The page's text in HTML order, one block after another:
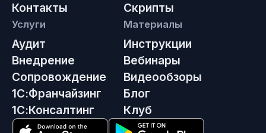
Контакты
Скрипты
Услуги
Аудит
Внедрение
Сопровождение
1С:Франчайзинг
1С:Консалтинг
Материалы
Инструкции
Вебинары
Видеообзоры
Блог
Клуб